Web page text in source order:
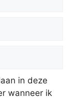
in deze
wanneer ik